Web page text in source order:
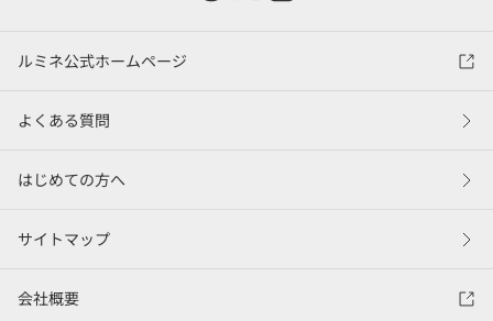
ルミネ公式ホームページ
よくある質問
はじめての方へ
サイトマップ
会社概要